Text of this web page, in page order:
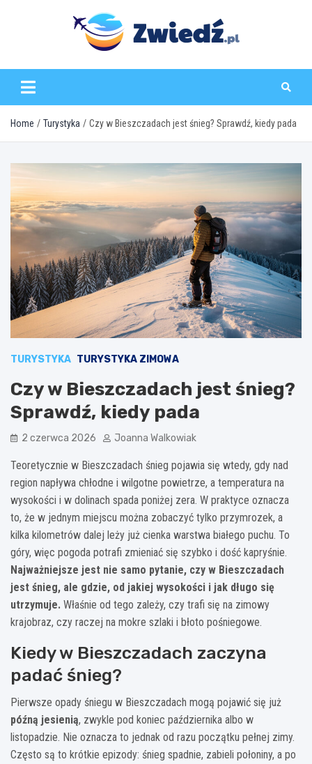
zwiedz.pl
Home Turystyka Czy w Bieszczadach jest śnieg? Sprawdź, kiedy pada
TURYSTYKA TURYSTYKA ZIMOWA
Czy w Bieszczadach jest śnieg?
Sprawdź, kiedy pada
2 czerwca 2026 Joanna Walkowiak
Teoretycznie w Bieszczadach śnieg pojawia się wtedy, gdy nad
region napływa chłodne i wilgotne powietrze, a temperatura na
wysokości i w dolinach spada poniżej zera. W praktyce oznacza
to, że w jednym miejscu można zobaczyć tylko przymrozek, a
kilka kilometrów dalej leży już cienka warstwa białego puchu. To
góry, więc pogoda potrafi zmieniać się szybko i dość kapryśnie.
Najważniejsze jest nie samo pytanie, czy w Bieszczadach
jest śnieg, ale gdzie, od jakiej wysokości i jak długo się
utrzymuje. Właśnie od tego zależy, czy trafi się na zimowy
krajobraz, czy raczej na mokre szlaki i błoto pośniegowe.
Kiedy w Bieszczadach zaczyna
padać śnieg?
Pierwsze opady śniegu w Bieszczadach mogą pojawić się już
późną jesienią, zwykle pod koniec października albo w
listopadzie. Nie oznacza to jednak od razu początku pełnej zimy.
Często są to krótkie epizody: śnieg spadnie, zabieli połoniny, a po